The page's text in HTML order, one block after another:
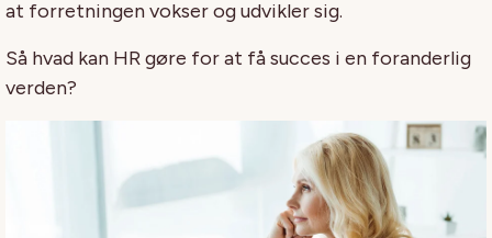
at forretningen vokser og udvikler sig.
Så hvad kan HR gøre for at få succes i en foranderlig
verden?